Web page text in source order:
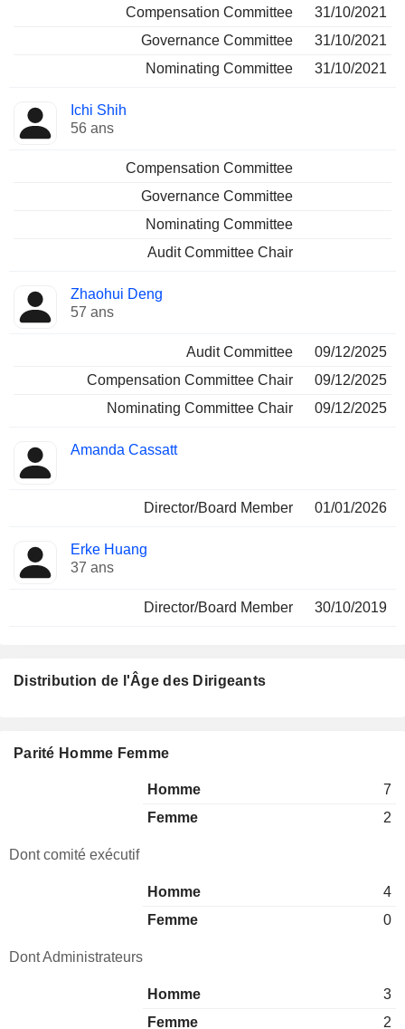
Compensation Committee
31/10/2021
Governance Committee
31/10/2021
Nominating Committee
31/10/2021
Ichi Shih
56 ans
Compensation Committee
Governance Committee
Nominating Committee
Audit Committee Chair
Zhaohui Deng
57 ans
Audit Committee
09/12/2025
Compensation Committee Chair
09/12/2025
Nominating Committee Chair
09/12/2025
Amanda Cassatt
Director/Board Member 01/01/2026
Erke Huang
37 ans
Director/Board Member 30/10/2019
Distribution de l'Âge des Dirigeants
Parité Homme Femme
Homme
7
Femme
2
Dont comité exécutif
Homme
4
Femme
0
Dont Administrateurs
Homme
3
Femme
2